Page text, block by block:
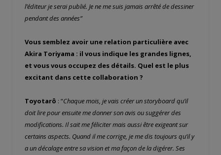
l’éditeur je serai publié. Je ne me suis jamais arrêté de dessiner
pendant des années”
Vous semblez avoir une relation particulière avec
Akira Toriyama : il vous indique les grandes lignes,
et vous vous occupez des détails. Quel est le plus
excitant dans cette collaboration ?
Toyotarô : “Chaque mois, je vais créer un storyboard qu’il
doit lire pour ensuite me donner son avis ou suggérer des
modifications. Il sait me féliciter mais aussi être exigeant sur
certains aspects. Quand il me corrige, je me dis toujours qu’il y
a un décalage entre sa vision et ma façon de la digérer. Ses